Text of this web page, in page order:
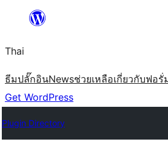
ยัง
เนื้อหา
Thai
ธีมปลั๊กอินNewsช่วยเหลือเกี่ยวกับฟอรั่
Get WordPress
Plugin Directory